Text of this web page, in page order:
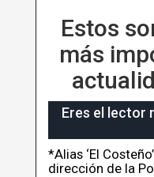
Estos
más
Eres el lector
*Alias ‘El
dirección de la